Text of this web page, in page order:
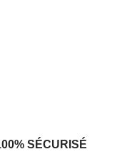
SÉCURISÉ